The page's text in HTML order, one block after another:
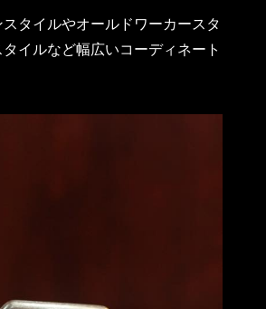
タイルやオールドワーカースタ
イルなど幅広いコーディネート